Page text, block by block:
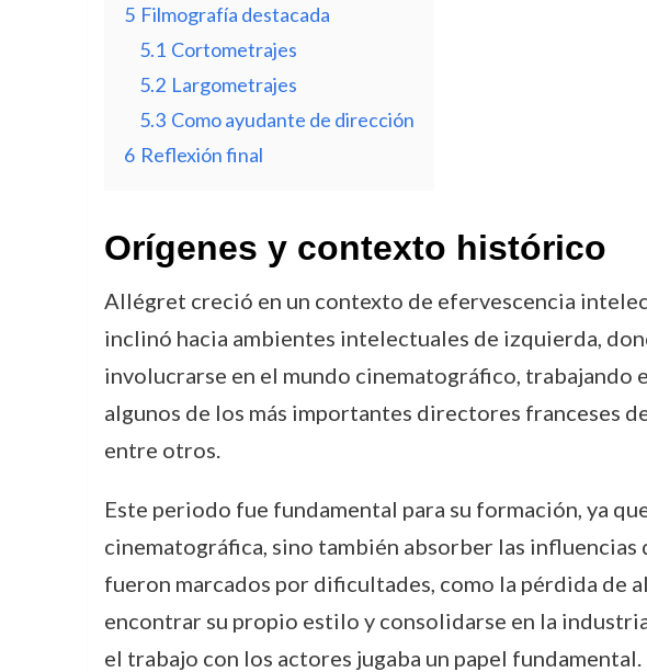
5 Filmografía destacada
5.1 Cortometrajes
5.2 Largometrajes
5.3 Como ayudante de dirección
6 Reflexión final
Orígenes y contexto histórico
Allégret creció en un contexto de efervescencia
inclinó hacia ambientes intelectuales de izquierda,
involucrarse en el mundo cinematográfico, trabajando
algunos de los más importantes directores franceses
entre otros.
Este periodo fue fundamental para su formación, ya
cinematográfica, sino también absorber las
fueron marcados por dificultades, como la pérdida de
encontrar su propio estilo y consolidarse en la
el trabajo con los actores jugaba un papel fundamental.